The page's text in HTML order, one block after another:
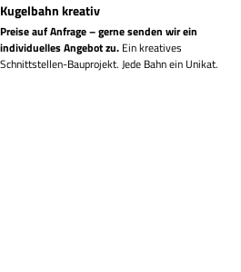
Kugelbahn kreativ
Preise auf Anfrage – gerne senden wir ein
individuelles Angebot zu. Ein kreatives
Schnittstellen-Bauprojekt. Jede Bahn ein Unikat.